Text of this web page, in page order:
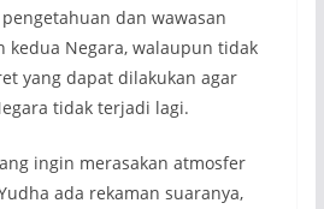
dan wawasan
kedua Negara, walaupun tidak
yang dapat dilakukan agar
tidak terjadi lagi.
ingin merasakan atmosfer
ada rekaman suaranya,